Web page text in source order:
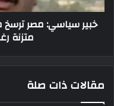
خبير سياسي: مصر ترسخ
متزنة
مقالات ذات صلة